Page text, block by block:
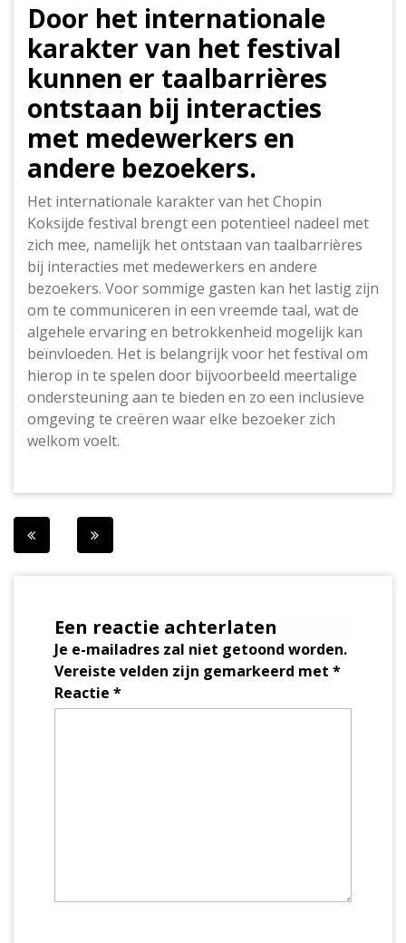
Door het internationale
karakter van het festival
kunnen er taalbarrières
ontstaan bij interacties
met medewerkers en
andere bezoekers.
Het internationale karakter van het Chopin
Koksijde festival brengt een potentieel nadeel met
zich mee, namelijk het ontstaan van taalbarrières
bij interacties met medewerkers en andere
bezoekers. Voor sommige gasten kan het lastig zijn
om te communiceren in een vreemde taal, wat de
algehele ervaring en betrokkenheid mogelijk kan
beïnvloeden. Het is belangrijk voor het festival om
hierop in te spelen door bijvoorbeeld meertalige
ondersteuning aan te bieden en zo een inclusieve
omgeving te creëren waar elke bezoeker zich
welkom voelt.
Berichtnavigatie
Een reactie achterlaten
Je e-mailadres zal niet getoond worden.
Vereiste velden zijn gemarkeerd met *
Reactie *